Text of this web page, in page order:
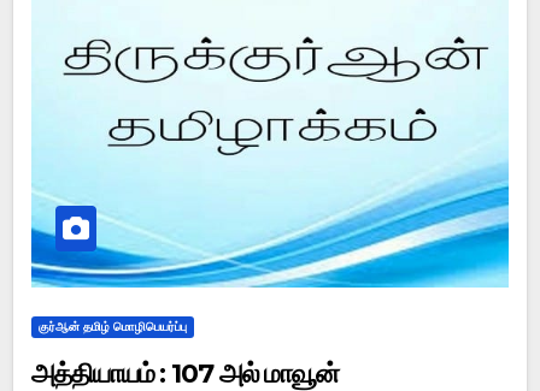
குர்ஆன் தமிழ் மொழிபெயர்ப்பு
அத்தியாயம் : 107 அல் மாவூன்